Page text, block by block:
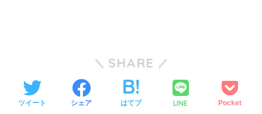
SHARE
ツイート シェア はてブ LINE Pocket